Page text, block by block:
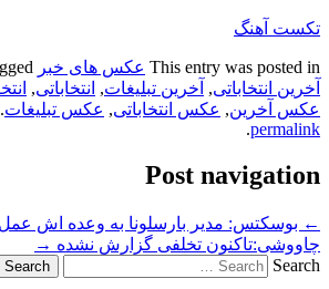
تکست آهنگ
This entry was posted in عکس های خبر
آخرین انتخاباتی, آخرین تبلیغات, انتخاباتی,
عکس آخرین, عکس انتخاباتی, عکس تبلیغات. Bookmark the
permalink
.
Post navigation
← بوسکتس: مدیر بارسلونا به وعده اش
چاووشی:تاکنون تخلفی گزارش نشده →
Search